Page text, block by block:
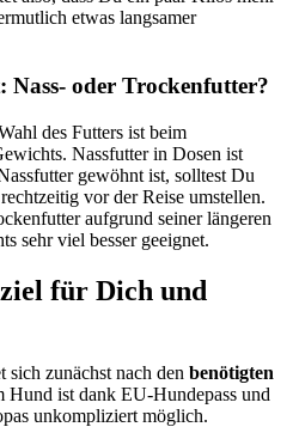
etwas langsamer
Nass- oder Trockenfutter?
des Futters ist beim
Nassfutter in Dosen ist
gewöhnt ist, solltest Du
vor der Reise umstellen.
aufgrund seiner längeren
sehr viel besser geeignet.
für Dich und
sich zunächst nach den benötigten
Hund ist dank EU-Hundepass und
unkompliziert möglich.